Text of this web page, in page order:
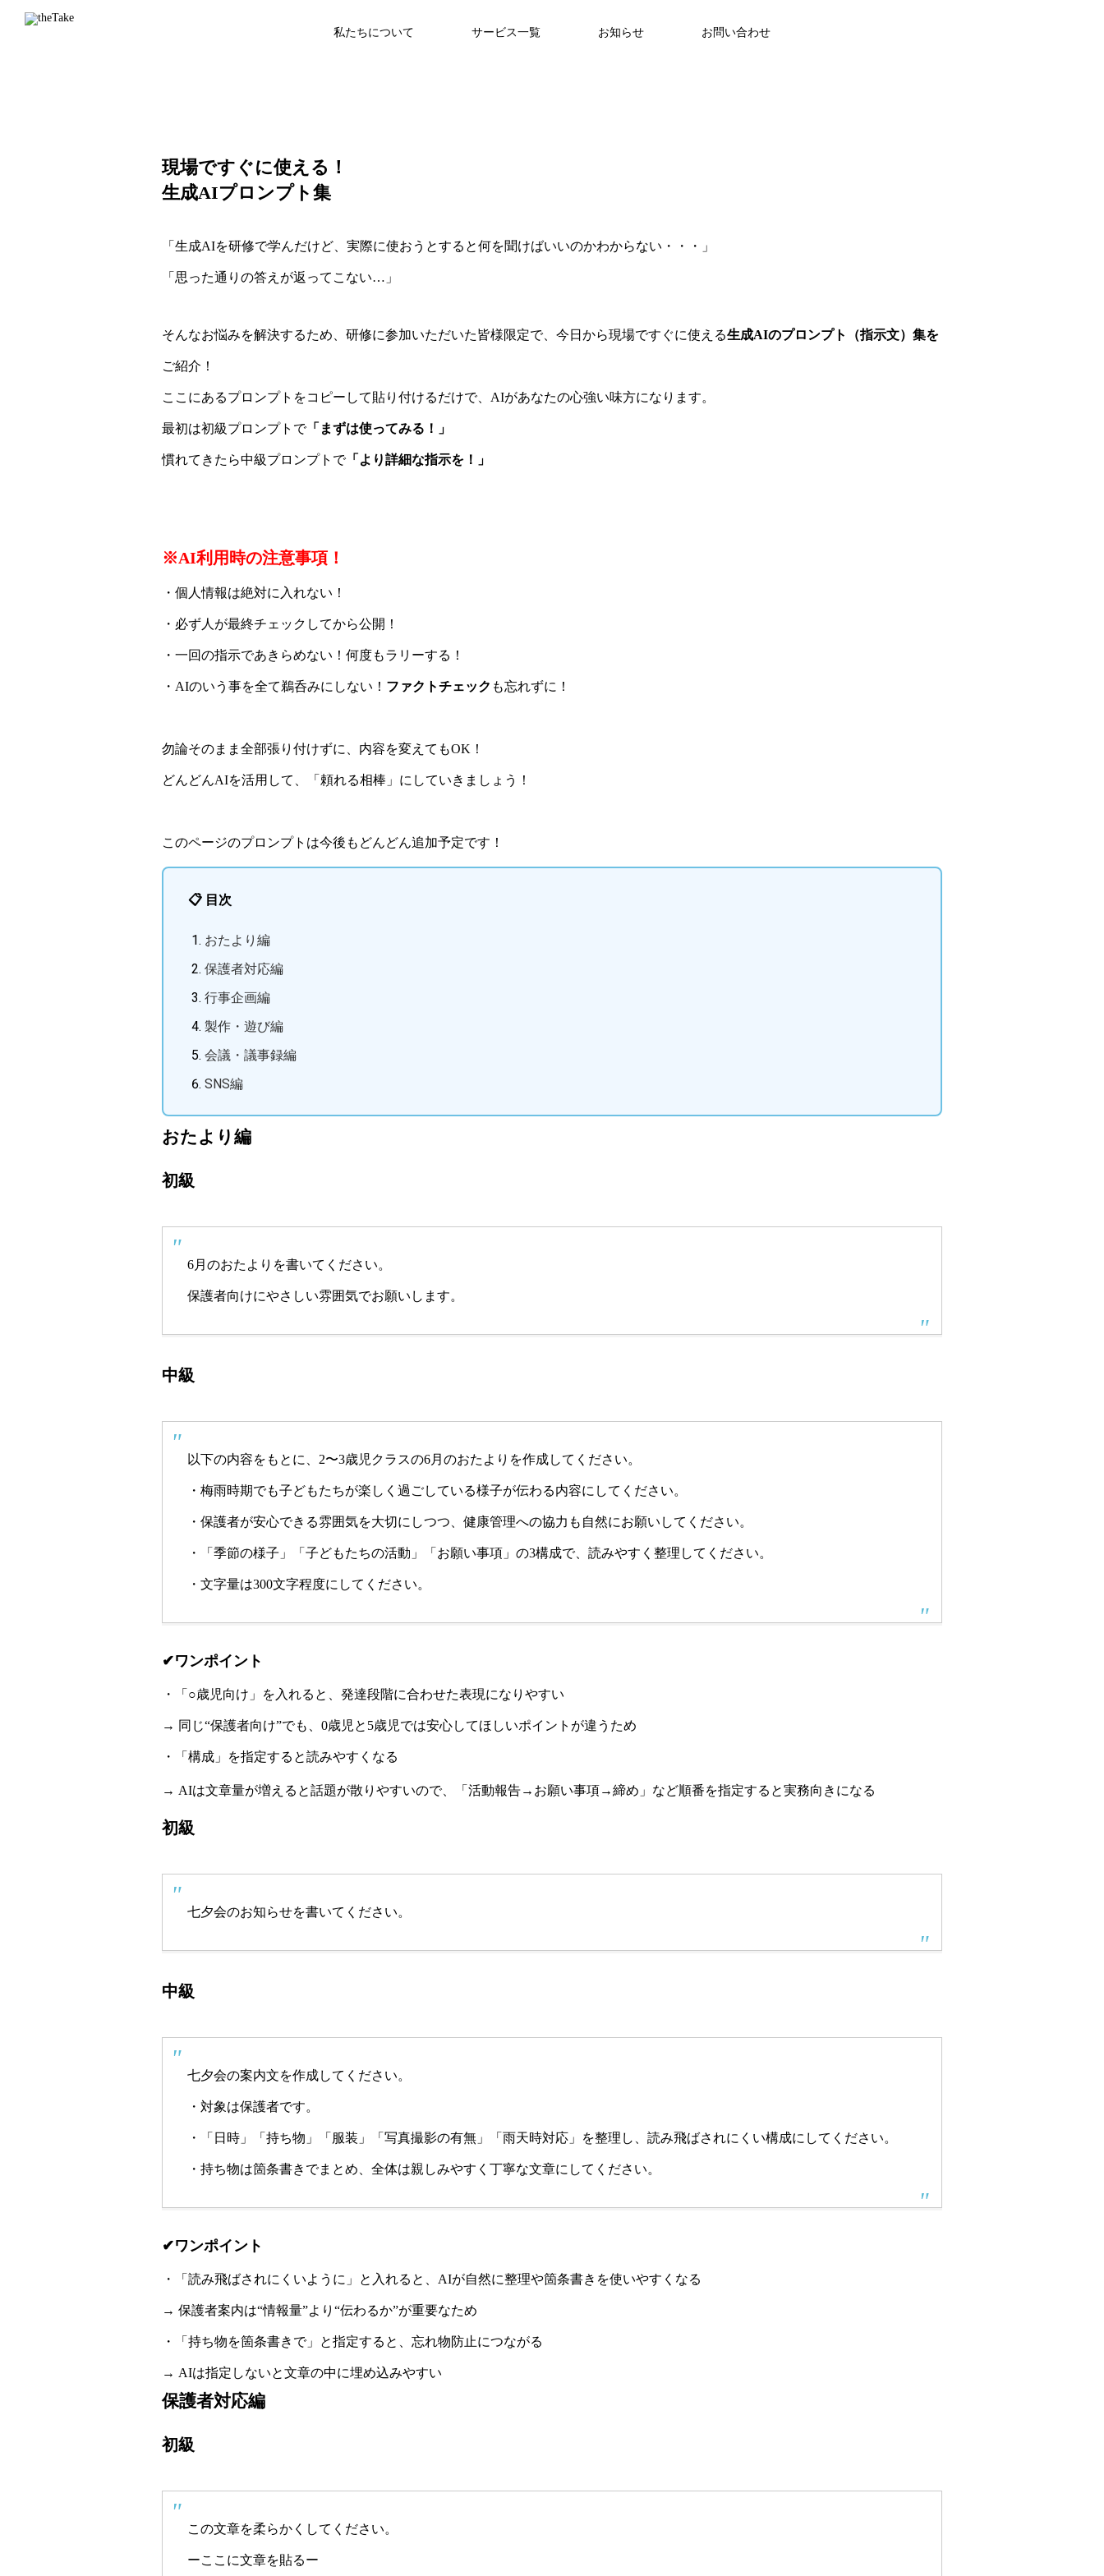
私たちについて サービス一覧 お知らせ お問い合わせ
現場ですぐに使える！
生成AIプロンプト集
「生成AIを研修で学んだけど、実際に使おうとすると何を聞けばいいのかわからない・・・」
「思った通りの答えが返ってこない…」
そんなお悩みを解決するため、研修に参加いただいた皆様限定で、今日から現場ですぐに使える生成AIのプロンプト（指示文）集を
ご紹介！
ここにあるプロンプトをコピーして貼り付けるだけで、AIがあなたの心強い味方になります。
最初は初級プロンプトで「まずは使ってみる！」
慣れてきたら中級プロンプトで「より詳細な指示を！」
※AI利用時の注意事項！
・個人情報は絶対に入れない！
・必ず人が最終チェックしてから公開！
・一回の指示であきらめない！何度もラリーする！
・AIのいう事を全て鵜呑みにしない！ ファクトチェック も忘れずに！
勿論そのまま全部張り付けずに、内容を変えてもOK！
どんどんAIを活用して、「頼れる相棒」にしていきましょう！
このページのプロンプトは今後もどんどん追加予定です！
📋 目次
おたより編
保護者対応編
行事企画編
製作・遊び編
会議・議事録編
SNS編
おたより編
初級
6月のおたよりを書いてください。
保護者向けにやさしい雰囲気でお願いします。
中級
以下の内容をもとに、2〜3歳児クラスの6月のおたよりを作成してください。
・梅雨時期でも子どもたちが楽しく過ごしている様子が伝わる内容にしてください。
・保護者が安心できる雰囲気を大切にしつつ、健康管理への協力も自然にお願いしてください。
・「季節の様子」「子どもたちの活動」「お願い事項」の3構成で、読みやすく整理してください。
・文字量は300文字程度にしてください。
✔ワンポイント
・「○歳児向け」を入れると、発達段階に合わせた表現になりやすい
→ 同じ“保護者向け”でも、0歳児と5歳児では安心してほしいポイントが違うため
・「構成」を指定すると読みやすくなる
→ AIは文章量が増えると話題が散りやすいので、「活動報告→お願い事項→締め」など順番を指定すると実務向きになる
初級
七夕会のお知らせを書いてください。
中級
七夕会の案内文を作成してください。
・対象は保護者です。
・「日時」「持ち物」「服装」「写真撮影の有無」「雨天時対応」を整理し、読み飛ばされにくい構成にしてください。
・持ち物は箇条書きでまとめ、全体は親しみやすく丁寧な文章にしてください。
✔ワンポイント
・「読み飛ばされにくいように」と入れると、AIが自然に整理や箇条書きを使いやすくなる
→ 保護者案内は“情報量”より“伝わるか”が重要なため
・「持ち物を箇条書きで」と指定すると、忘れ物防止につながる
→ AIは指定しないと文章の中に埋め込みやすい
保護者対応編
初級
この文章を柔らかくしてください。
ーここに文章を貼るー